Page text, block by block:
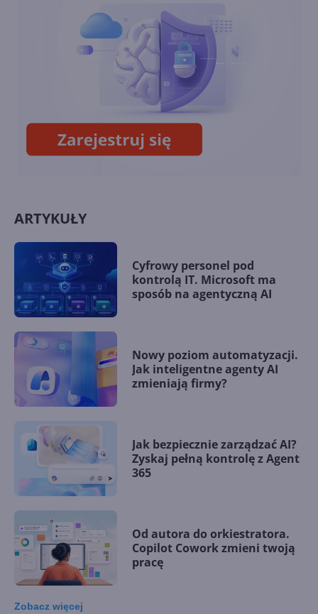
Pass
Zagramy w posiadane gry w
ramach Xbox Cloud Gaming
ARTYKUŁY
Cyfrowy personel pod
kontrolą IT. Microsoft ma
sposób na agentyczną AI
Nowy poziom automatyzacji.
Jak inteligentne agenty AI
zmieniają firmy?
Jak bezpiecznie zarządzać AI?
Zyskaj pełną kontrolę z Agent
365
Od autora do orkiestratora.
Copilot Cowork zmieni twoją
pracę
Zobacz więcej